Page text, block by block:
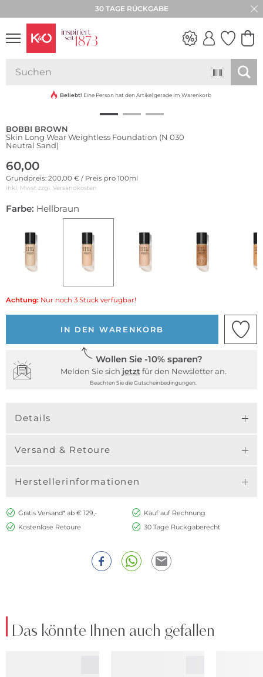
30 TAGE RÜCKGABE
VIBES
Beliebt! Eine Person hat den Artikel gerade im Warenkorb
BOBBI BROWN
Skin Long Wear Weightless Foundation (N 030
Neutral Sand)
60,00
Grundpreis: 200,00 € / Preis pro 100ml
inkl. Mwst zzgl. Versandkosten
Farbe: Hellbraun
Achtung: Nur noch 3 Stück verfügbar!
IN DEN WARENKORB
Wollen Sie -10% sparen?
Melden Sie sich jetzt für den Newsletter an.
Beachten Sie die Gutscheinbedingungen.
Details
Versand & Retoure
Herstellerinformationen
Gratis Versand* ab € 129,-
Kauf auf Rechnung
Kostenlose Retoure
30 Tage Rückgaberecht
Das könnte Ihnen auch gefallen